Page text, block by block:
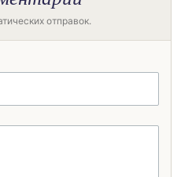
отправок.